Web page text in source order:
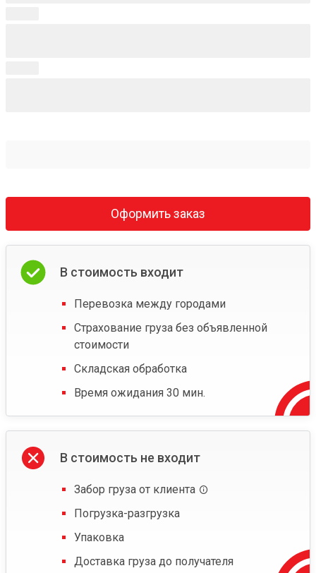
Оформить заказ
В стоимость входит
Перевозка между городами
Страхование груза без объявленной
стоимости
Складская обработка
Время ожидания 30 мин.
В стоимость не входит
Забор груза от клиента
Погрузка-разгрузка
Упаковка
Доставка груза до получателя